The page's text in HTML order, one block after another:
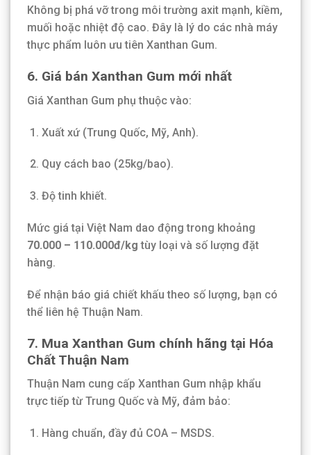
Không bị phá vỡ trong môi trường axit mạnh, kiềm,
muối hoặc nhiệt độ cao. Đây là lý do các nhà máy
thực phẩm luôn ưu tiên Xanthan Gum.
6. Giá bán Xanthan Gum mới nhất
Giá Xanthan Gum phụ thuộc vào:
Xuất xứ (Trung Quốc, Mỹ, Anh).
Quy cách bao (25kg/bao).
Độ tinh khiết.
Mức giá tại Việt Nam dao động trong khoảng
70.000 – 110.000đ/kg tùy loại và số lượng đặt
hàng.
Để nhận báo giá chiết khấu theo số lượng, bạn có
thể liên hệ Thuận Nam.
7. Mua Xanthan Gum chính hãng tại Hóa
Chất Thuận Nam
Thuận Nam cung cấp Xanthan Gum nhập khẩu
trực tiếp từ Trung Quốc và Mỹ, đảm bảo:
Hàng chuẩn, đầy đủ COA – MSDS.